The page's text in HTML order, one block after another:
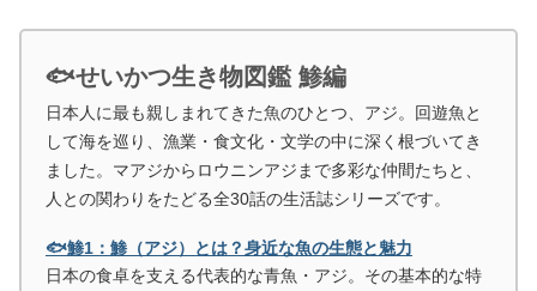
🐟せいかつ生き物図鑑 鯵編
日本人に最も親しまれてきた魚のひとつ、アジ。回遊魚と
して海を巡り、漁業・食文化・文学の中に深く根づいてき
ました。マアジからロウニンアジまで多彩な仲間たちと、
人との関わりをたどる全30話の生活誌シリーズです。
🐟鯵1：鯵（アジ）とは？身近な魚の生態と魅力
日本の食卓を支える代表的な青魚・アジ。その基本的な特